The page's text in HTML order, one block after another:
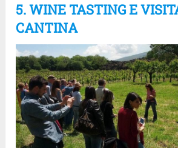
5. WINE TASTING E
CANTINA